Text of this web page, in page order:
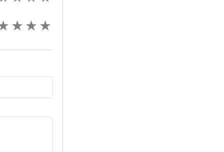
★
★
★